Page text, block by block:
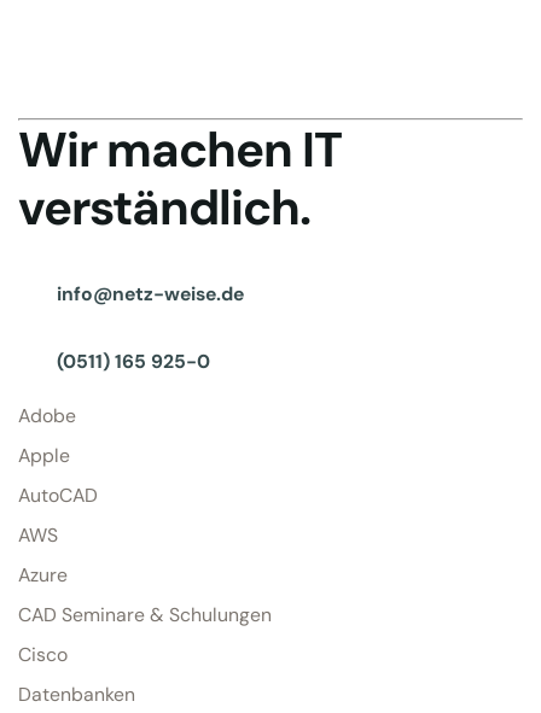
Wir machen IT
verständlich.
info@netz-weise.de
(0511) 165 925-0
Adobe
Apple
AutoCAD
AWS
Azure
CAD Seminare & Schulungen
Cisco
Datenbanken